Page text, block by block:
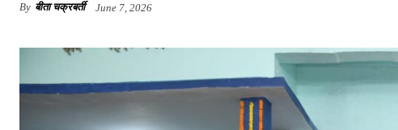
By बीता चक्रबर्ती June 7, 2026